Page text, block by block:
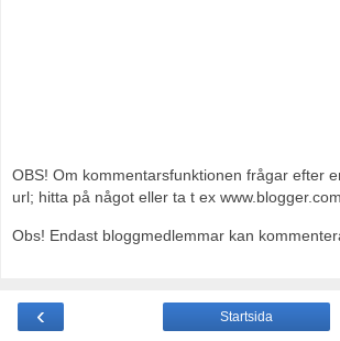
OBS! Om kommentarsfunktionen frågar efter
url; hitta på något eller ta t ex
Obs! Endast bloggmedlemmar kan
‹ Startsida